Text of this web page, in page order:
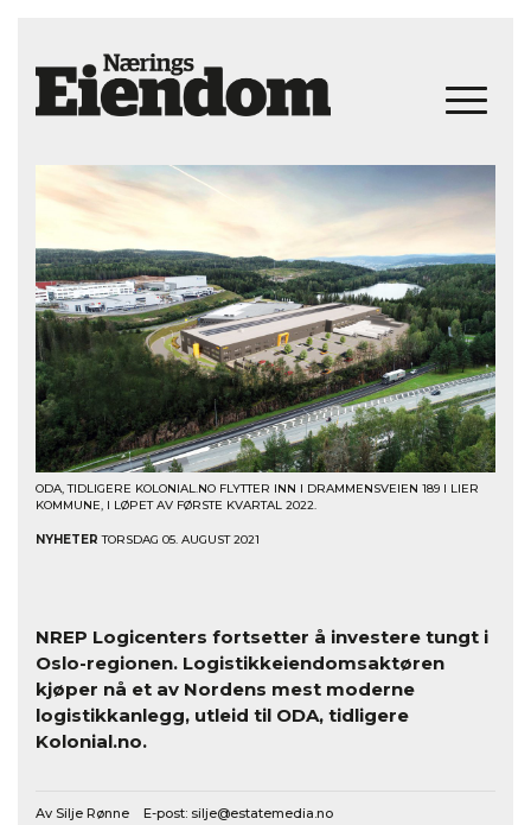
ODA, TIDLIGERE KOLONIAL.NO FLYTTER INN I DRAMMENSVEIEN 189 I LIER
KOMMUNE, I LØPET AV FØRSTE KVARTAL 2022.
NYHETER TORSDAG 05. AUGUST 2021
NREP Logicenters fortsetter å investere tungt i
Oslo-regionen. Logistikkeiendomsaktøren
kjøper nå et av Nordens mest moderne
logistikkanlegg, utleid til ODA, tidligere
Kolonial.no.
Av Silje Rønne E-post: silje@estatemedia.no